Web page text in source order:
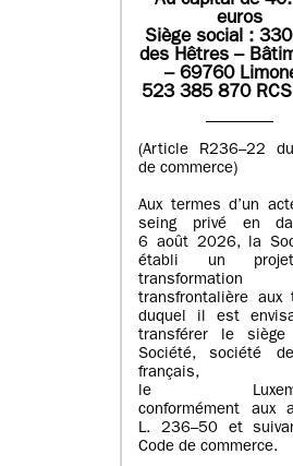
euros
Siège social :
des Hêtres –
– 69760
523 385 870 RCS
(Article R236–22
de commerce)
Aux termes d’un
seing privé en
6 août 2026, la
établi un
transformation
transfrontalière aux
duquel il est
transférer le
Société, société
français,
le
conformément aux
L. 236–50 et
Code de commerce.